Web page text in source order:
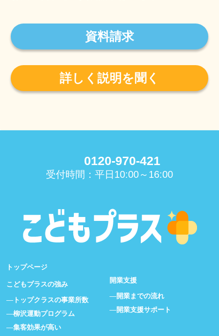
資料請求
詳しく説明を聞く
0120-970-421
受付時間：平日10:00～16:00
トップページ
こどもプラスの強み
トップクラスの事業所数
柳沢運動プログラム
集客効果が高い
開業支援
開業までの流れ
開業支援サポート